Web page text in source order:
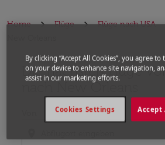
Home Flüge Flüge nach USA
Die nächsten Flüge
nach New Orleans
Bitte ändern Sie Ihre
By clicking “Accept All Cookies”, you agree
on your device to enhance site navigation,
assist in our marketing efforts.
Accept
Cookies Settings